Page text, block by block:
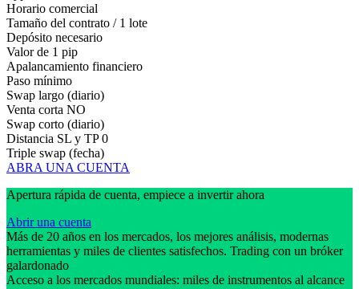
Horario comercial
Tamaño del contrato / 1 lote
Depósito necesario
Valor de 1 pip
Apalancamiento financiero
Paso mínimo
Swap largo (diario)
Venta corta NO
Swap corto (diario)
Distancia SL y TP 0
Triple swap (fecha)
ABRA UNA CUENTA
Apertura rápida de cuenta, empiece a invertir ahora
Abrir una cuenta
Más de 20 años en los mercados, los mejores análisis, modernas
herramientas y miles de clientes satisfechos. Trading con un bróker
galardonado
Acceso a los mercados mundiales: miles de instrumentos al alcance